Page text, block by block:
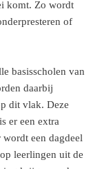
komt. Zo wordt
of
basisscholen van
daarbij
dit vlak. Deze
er een extra
wordt een dagdeel
leerlingen uit de